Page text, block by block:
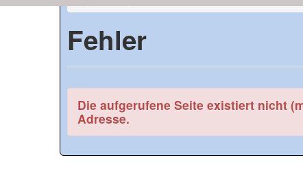
Fehler
Die aufgerufene Seite existiert nicht
Adresse.